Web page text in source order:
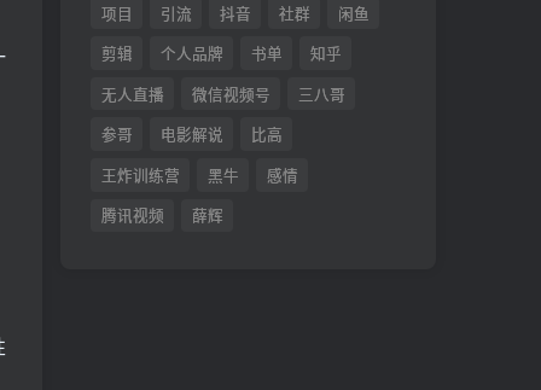
项目 引流 抖音 社群
闲鱼
剪辑
个人品牌 书单
知乎
无人直播
微信视频号
三八哥
参哥
电影解说
比高
王炸训练营
黑牛
感情
腾讯视频
薛辉